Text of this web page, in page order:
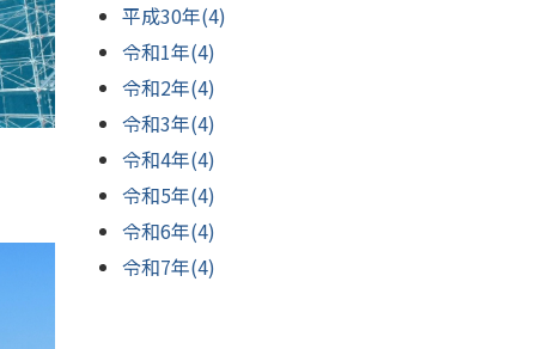
平成30年(4)
令和1年(4)
令和2年(4)
令和3年(4)
令和4年(4)
令和5年(4)
令和6年(4)
令和7年(4)